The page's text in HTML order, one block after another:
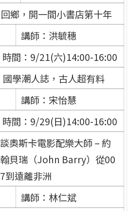
回鄉，開一間小書店第十年
講師：洪毓穗
時間：9/21(六)14:00-16:00
國學潮人誌，古人超有料
講師：宋怡慧
時間：9/29(日)14:00-16:00
談奧斯卡電影配樂大師 – 約
翰貝瑞（John Barry）從00
7到遠離非洲
講師：林仁斌